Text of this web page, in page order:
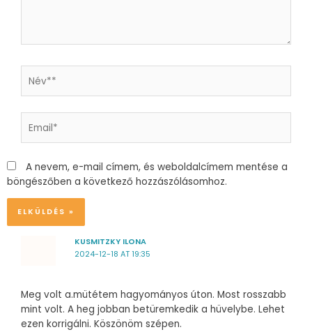
A nevem, e-mail címem, és weboldalcímem mentése a
böngészőben a következő hozzászólásomhoz.
KUSMITZKY ILONA
2024-12-18 AT 19:35
Meg volt a.mütétem hagyományos úton. Most rosszabb
mint volt. A heg jobban betüremkedik a hüvelybe. Lehet
ezen korrigálni. Köszönöm szépen.